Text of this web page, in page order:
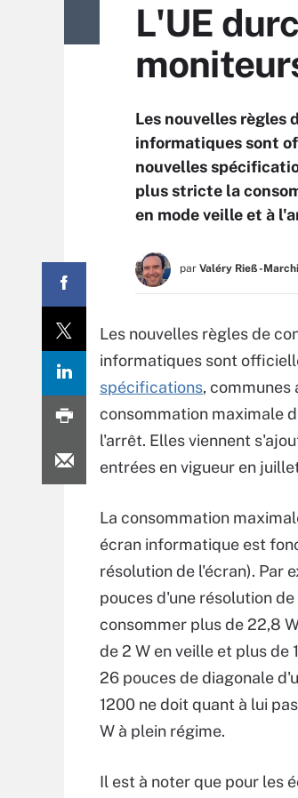
L'UE
Les nouvelles règles
informatiques sont
nouvelles
plus stricte la
en mode veille et à
par Valéry Rieß-
Les nouvelles règles de
informatiques sont
spécifications,
consommation maximale
l'arrêt. Elles viennent
entrées en vigueur en
La consommation
écran informatique est
résolution de l'écran). Par
pouces d'une résolution
consommer plus de 22,8
de 2 W en veille et plus de
26 pouces de diagonale
1200 ne doit quant à lui
W à plein régime.
Il est à noter que pour les